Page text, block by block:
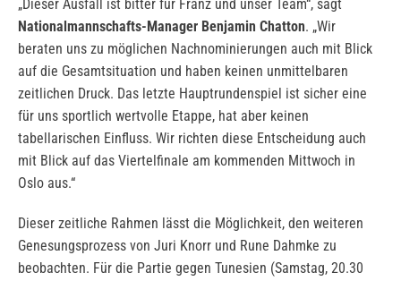
„Dieser Ausfall ist bitter für Franz und unser Team“, sagt
Nationalmannschafts-Manager Benjamin Chatton. „Wir
beraten uns zu möglichen Nachnominierungen auch mit Blick
auf die Gesamtsituation und haben keinen unmittelbaren
zeitlichen Druck. Das letzte Hauptrundenspiel ist sicher eine
für uns sportlich wertvolle Etappe, hat aber keinen
tabellarischen Einfluss. Wir richten diese Entscheidung auch
mit Blick auf das Viertelfinale am kommenden Mittwoch in
Oslo aus.“
Dieser zeitliche Rahmen lässt die Möglichkeit, den weiteren
Genesungsprozess von Juri Knorr und Rune Dahmke zu
beobachten. Für die Partie gegen Tunesien (Samstag, 20.30